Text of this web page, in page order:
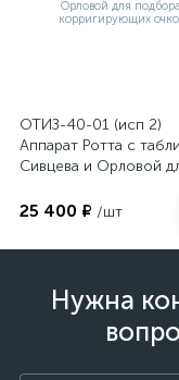
ОТИЗ-40-01 (исп 2)
Аппарат Ротта с
Сивцева и Орловой
очков
25 400 ₽ /шт
Нужна